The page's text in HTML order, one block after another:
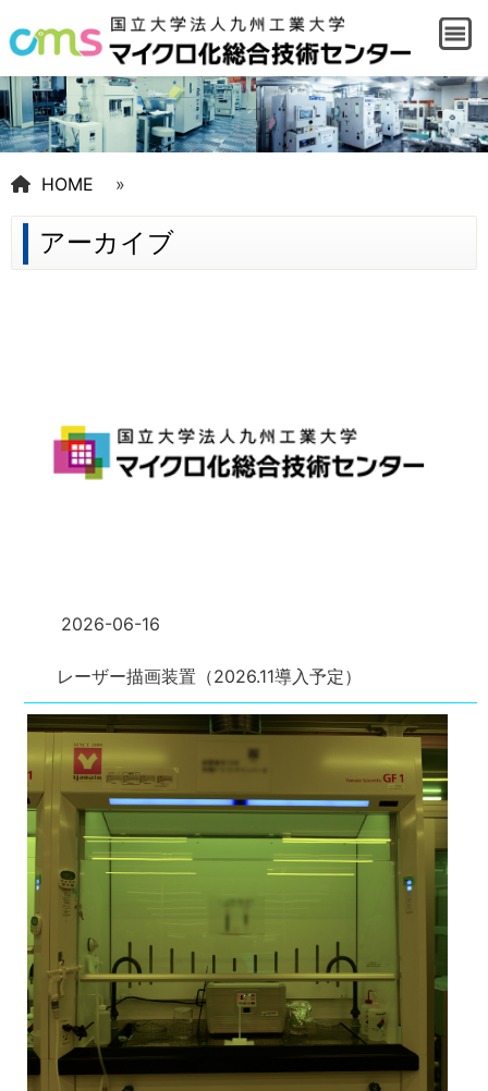
HOME »
アーカイブ
2026-06-16
レーザー描画装置（2026.11導入予定）